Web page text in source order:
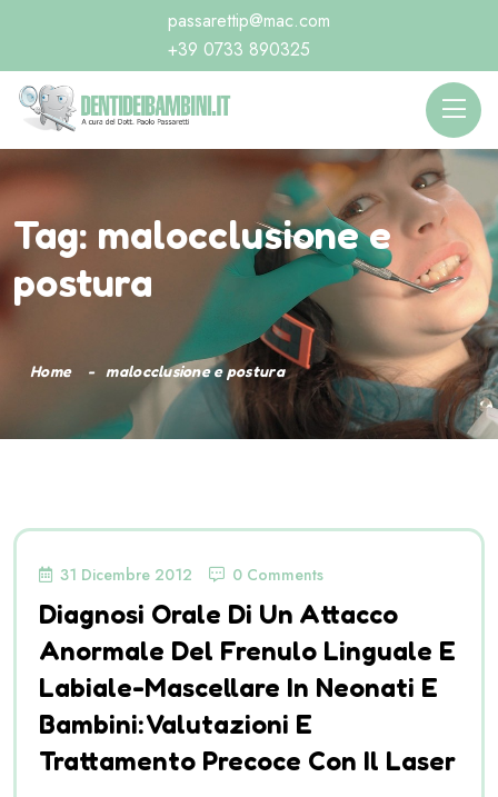
passarettip@mac.com
+39 0733 890325
Tag: malocclusione e
postura
Home malocclusione e postura
31 Dicembre 2012 0 Comments
Diagnosi Orale Di Un Attacco
Anormale Del Frenulo Linguale E
Labiale-Mascellare In Neonati E
Bambini: Valutazioni E
Trattamento Precoce Con Il Laser